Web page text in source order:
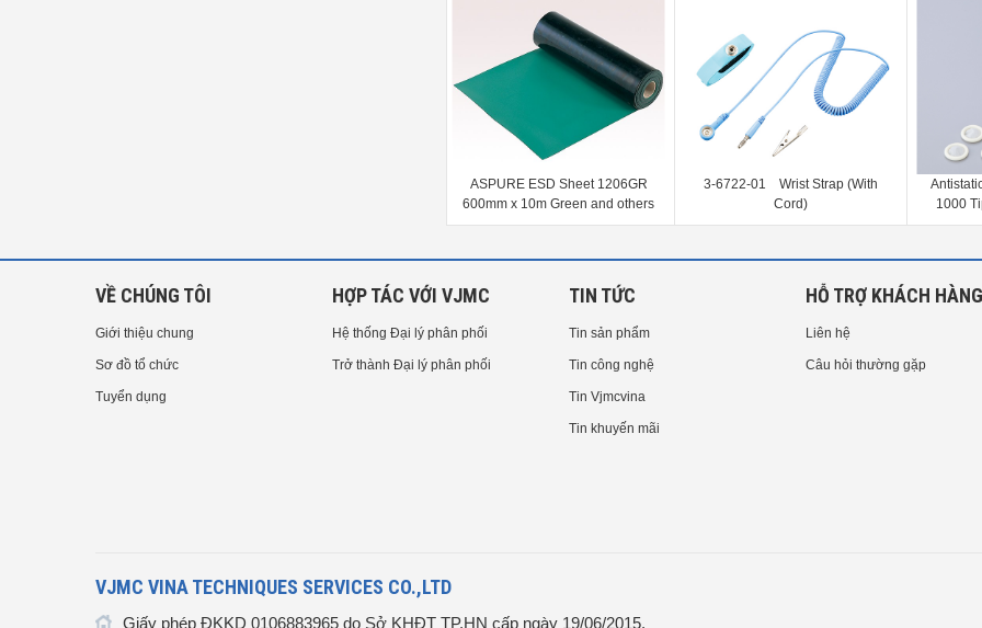
3-6722-01 Wrist Strap (With
Cord)
Antistatic Finger Cots Roll Type
1000 Tips White L and others
120mm
VỀ CHÚNG TÔI
Giới thiệu chung
Sơ đồ tổ chức
Tuyển dụng
HỢP TÁC VỚI VJMC
Hệ thống Đại lý phân phối
Trở thành Đại lý phân phối
TIN TỨC
Tin sản phẩm
Tin công nghệ
Tin Vjmcvina
Tin khuyến mãi
HỖ TRỢ KHÁCH HÀNG
Liên hệ
Câu hỏi thường gặp
VJMC VINA TECHNIQUES SERVICES CO.,LTD
Giấy phép ĐKKD 0106883965 do Sở KHĐT TP.HN cấp ngày 19/06/2015.